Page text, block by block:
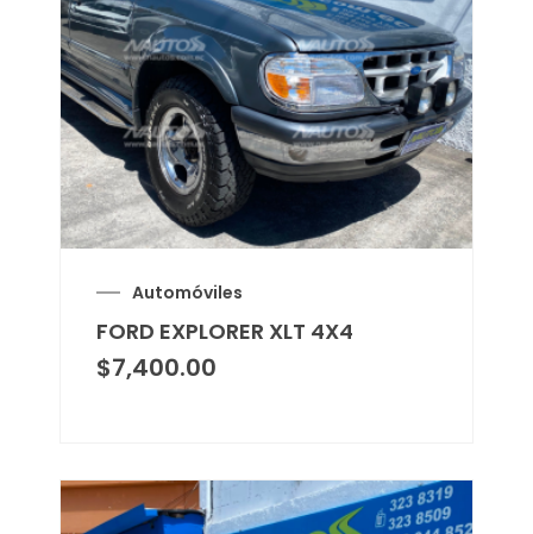
Automóviles
FORD EXPLORER XLT 4X4
$7,400.00